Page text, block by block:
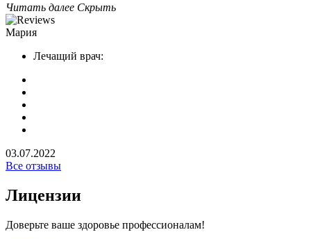
Читать далее Скрыть
Мария
Лечащий врач:
03.07.2022
Все отзывы
Лицензии
Доверьте ваше здоровье профессионалам!